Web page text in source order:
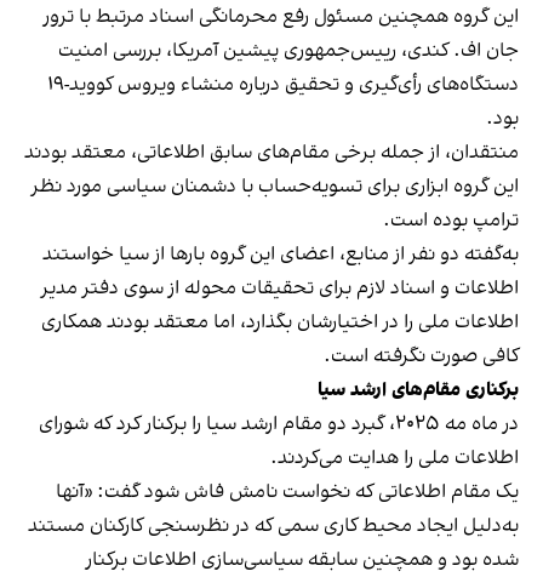
این گروه همچنین مسئول رفع محرمانگی اسناد مرتبط با ترور
جان اف. کندی، رییس‌جمهوری پیشین آمریکا، بررسی امنیت
دستگاه‌های رأی‌گیری و تحقیق درباره منشاء ویروس کووید-۱۹
بود.
منتقدان، از جمله برخی مقام‌های سابق اطلاعاتی، معتقد بودند
این گروه ابزاری برای تسویه‌حساب با دشمنان سیاسی مورد نظر
ترامپ بوده است.
به‌گفته دو نفر از منابع، اعضای این گروه بارها از سیا خواستند
اطلاعات و اسناد لازم برای تحقیقات محوله از سوی دفتر مدیر
اطلاعات ملی را در اختیارشان بگذارد، اما معتقد بودند همکاری
کافی صورت نگرفته است.
برکناری مقام‌های ارشد سیا
در ماه مه ۲۰۲۵، گبرد دو مقام ارشد سیا را برکنار کرد که شورای
اطلاعات ملی را هدایت می‌کردند.
یک مقام اطلاعاتی که نخواست نامش فاش شود گفت: «آنها
به‌دلیل ایجاد محیط کاری سمی که در نظرسنجی کارکنان مستند
شده بود و همچنین سابقه سیاسی‌سازی اطلاعات برکنار